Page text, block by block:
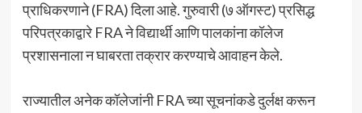
प्राधिकरणाने (FRA) दिला आहे. गुरुवारी (७ ऑगस्ट) प्रसिद्ध
परिपत्रकाद्वारे FRA ने विद्यार्थी आणि पालकांना कॉलेज
प्रशासनाला न घाबरता तक्रार करण्याचे आवाहन केले.
राज्यातील अनेक कॉलेजांनी FRA च्या सूचनांकडे दुर्लक्ष करून